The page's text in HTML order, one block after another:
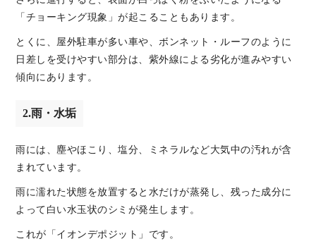
「チョーキング現象」が起こることもあります。
とくに、屋外駐車が多い車や、ボンネット・ルーフのように
日差しを受けやすい部分は、紫外線による劣化が進みやすい
傾向にあります。
2.雨・水垢
雨には、塵やほこり、塩分、ミネラルなど大気中の汚れが含
まれています。
雨に濡れた状態を放置すると水だけが蒸発し、残った成分に
よって白い水玉状のシミが発生します。
これが「イオンデポジット」です。